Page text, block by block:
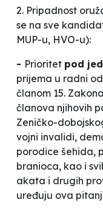
2. Pripadnost
se na sve
MUP-u, HVO-u):
- Prioritet pod
prijema u radni
članom 15.
članova njihovih
Zeničko-
vojni invalidi,
porodice šehida,
branioca, kao i
akata i drugih
uređuju ova